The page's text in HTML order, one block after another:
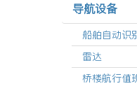
导航设备
船舶自动识
雷达
桥楼航行值